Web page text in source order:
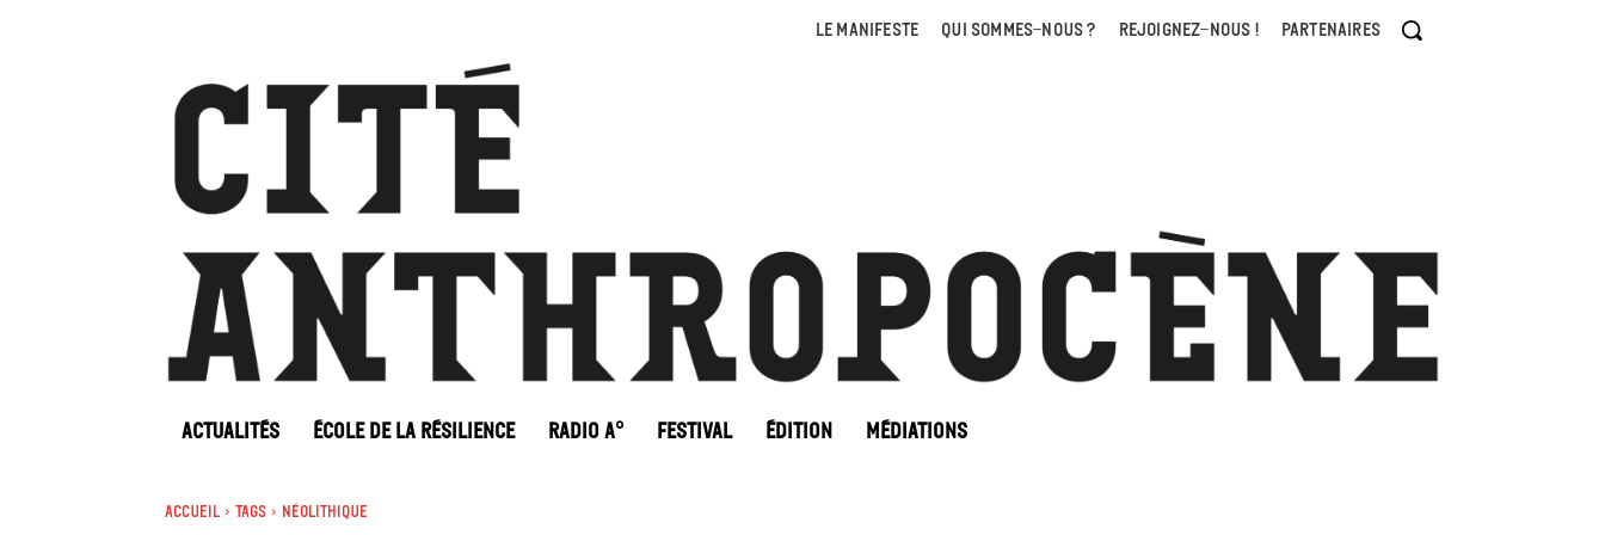
LE MANIFESTE QUI SOMMES-NOUS ? REJOIGNEZ-NOUS ! PARTENAIRES
ACTUALITÉS ÉCOLE DE LA RÉSILIENCE RADIO A° FESTIVAL ÉDITION MÉDIATIONS
Accueil Tags Néolithique